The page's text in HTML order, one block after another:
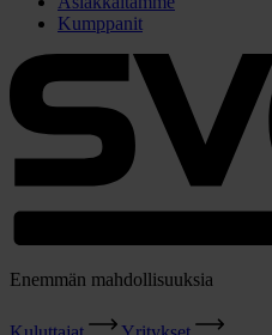
Kumppanit
Enemmän mahdollisuuksia